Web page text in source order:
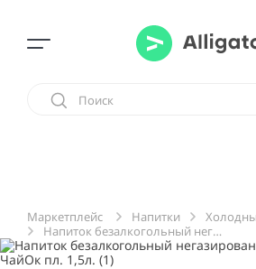
Маркетплейс Напитки
Напиток безалкогольный негазированный "Зеленый чай" ЧайОк пл. 1,5л.